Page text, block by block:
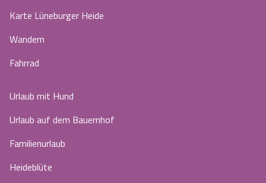
Karte Lüneburger Heide
Wandern
Fahrrad
Urlaub mit Hund
Urlaub auf dem Bauernhof
Familienurlaub
Heideblüte